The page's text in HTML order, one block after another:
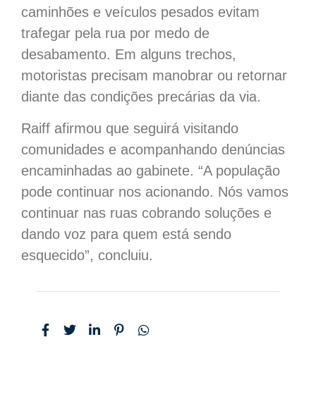
caminhões e veículos pesados evitam
trafegar pela rua por medo de
desabamento. Em alguns trechos,
motoristas precisam manobrar ou retornar
diante das condições precárias da via.
Raiff afirmou que seguirá visitando
comunidades e acompanhando denúncias
encaminhadas ao gabinete. “A população
pode continuar nos acionando. Nós vamos
continuar nas ruas cobrando soluções e
dando voz para quem está sendo
esquecido”, concluiu.